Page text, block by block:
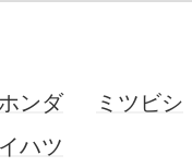
ホンダ
ミツビシ
ハツ